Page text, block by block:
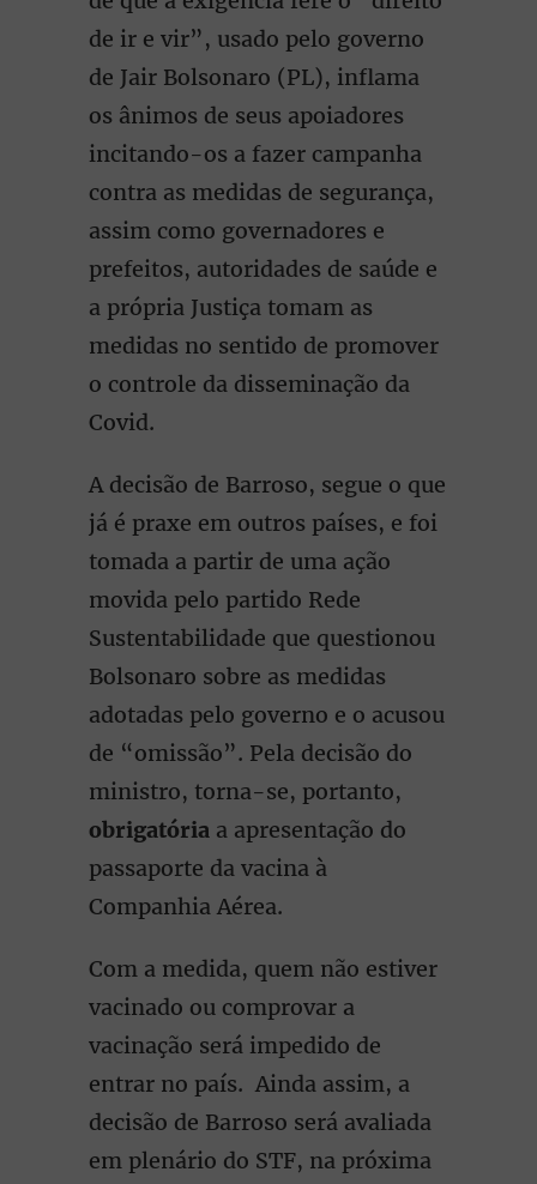
de ir e vir”, usado pelo governo
de Jair Bolsonaro (PL), inflama
os ânimos de seus apoiadores
incitando-os a fazer campanha
contra as medidas de segurança,
assim como governadores e
prefeitos, autoridades de saúde e
a própria Justiça tomam as
medidas no sentido de promover
o controle da disseminação da
Covid.
A decisão de Barroso, segue o que
já é praxe em outros países, e foi
tomada a partir de uma ação
movida pelo partido Rede
Sustentabilidade que questionou
Bolsonaro sobre as medidas
adotadas pelo governo e o acusou
de “omissão”. Pela decisão do
ministro, torna-se, portanto,
obrigatória a apresentação do
passaporte da vacina à
Companhia Aérea.
Com a medida, quem não estiver
vacinado ou comprovar a
vacinação será impedido de
entrar no país. Ainda assim, a
decisão de Barroso será avaliada
em plenário do STF, na próxima